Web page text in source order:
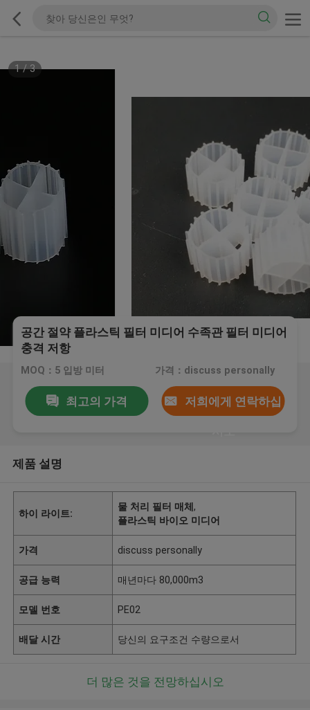
1/3
공간 절약 플라스틱 필터 미디어 수족관 필터 미디어
충격 저항
MOQ：5 입방 미터 가격：discuss personally
최고의 가격 저희에게 연락하십
제품 설명
하이 라이트:
물 처리 필터 매체,
플라스틱 바이오 미디어
가격 discuss personally
공급 능력 매년마다 80,000m3
모델 번호 PE02
배달 시간 당신의 요구조건 수량으로서
더 많은 것을 전망하십시오